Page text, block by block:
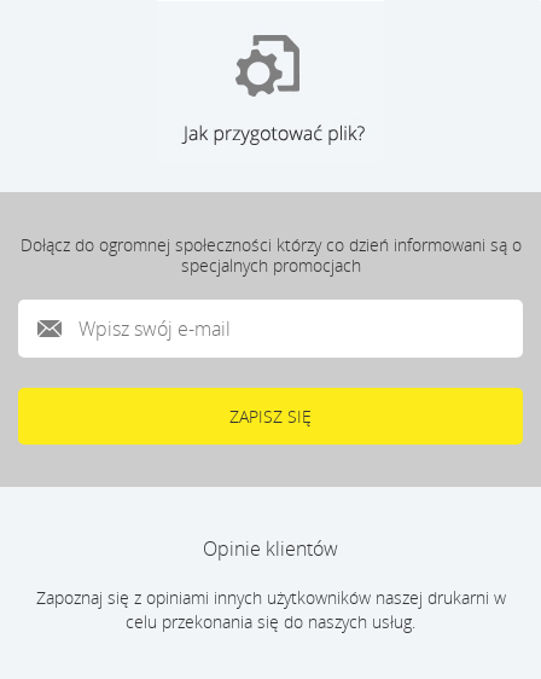
Dołącz do ogromnej społeczności którzy co dzień informowani są o
specjalnych promocjach
Opinie klientów
Zapoznaj się z opiniami innych użytkowników naszej drukarni w
celu przekonania się do naszych usług.